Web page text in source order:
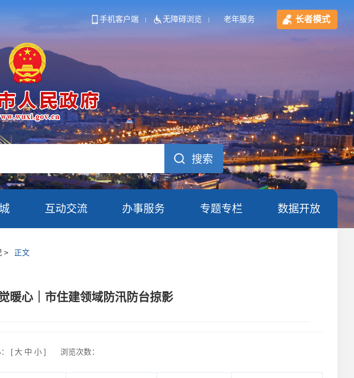
手机客户端 无障碍浏览 老年服务 长者模式
互动交流 办事服务 专题专栏 数据开放
> 正文
暖心｜市住建领域防汛防台掠影
[ 大 中 小] 浏览次数：